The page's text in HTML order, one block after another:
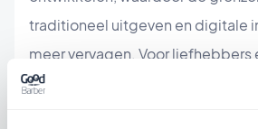
traditioneel uitgeven en digitale
meer vervagen. Voor liefhebbers
nieuwsgierigen belooft de